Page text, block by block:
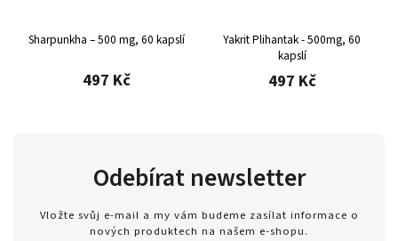
Sharpunkha – 500 mg, 60 kapslí
497 Kč
Yakrit Plihantak - 500mg, 60
kapslí
497 Kč
Odebírat newsletter
Vložte svůj e-mail a my vám budeme zasílat informace o
nových produktech na našem e-shopu.